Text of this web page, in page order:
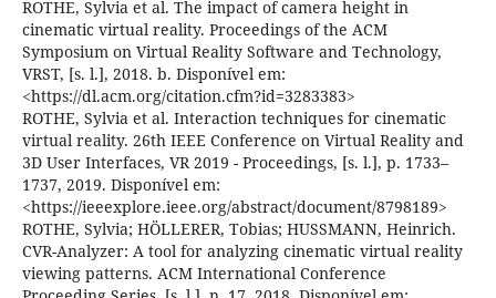
ROTHE, Sylvia et al. The impact of camera height in
cinematic virtual reality. Proceedings of the ACM
Symposium on Virtual Reality Software and Technology,
VRST, [s. l.], 2018. b. Disponível em:
<https://dl.acm.org/citation.cfm?id=3283383>
ROTHE, Sylvia et al. Interaction techniques for cinematic
virtual reality. 26th IEEE Conference on Virtual Reality and
3D User Interfaces, VR 2019 - Proceedings, [s. l.], p. 1733–
1737, 2019. Disponível em:
<https://ieeexplore.ieee.org/abstract/document/8798189>
ROTHE, Sylvia; HÖLLERER, Tobias; HUSSMANN, Heinrich.
CVR-Analyzer: A tool for analyzing cinematic virtual reality
viewing patterns. ACM International Conference